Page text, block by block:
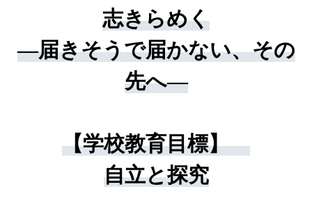
志きらめく
―届きそうで届かない、その
先へ―
【学校教育目標】
自立と探究